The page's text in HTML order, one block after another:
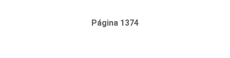
Página 1374